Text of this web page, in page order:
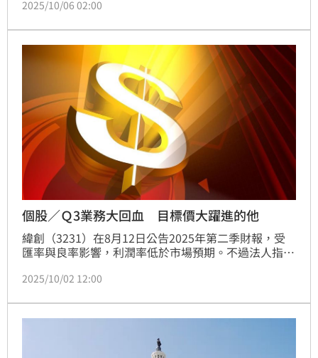
生三位登上富比世財富排行榜的新人，震撼全球投資
OpenAI 與 Anthropic 等AI巨頭的算力供應商，被外界
稱為「AI界的特斯拉」。
2025/10/06 02:00
個股／Ｑ3業務大回血 目標價大躍進的他
緯創（3231）在8月12日公告2025年第二季財報，受
匯率與良率影響，利潤率低於市場預期。不過法人指
逐步改善，下半年利潤率可望回升，第二季將成為全年
3.1%。
2025/10/02 12:00